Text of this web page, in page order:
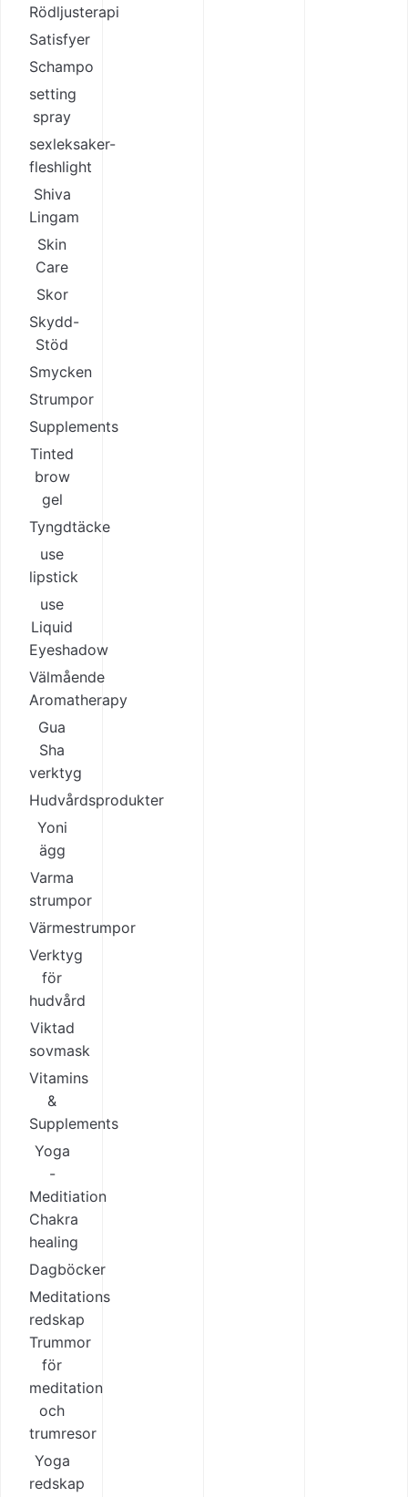
Rödljusterapi
Satisfyer
Schampo
setting
spray
sexleksaker-
fleshlight
Shiva
Lingam
Skin
Care
Skor
Skydd-
Stöd
Smycken
Strumpor
Supplements
Tinted
brow
gel
Tyngdtäcke
use
lipstick
use
Liquid
Eyeshadow
Välmående
Aromatherapy
Gua
Sha
verktyg
Hudvårdsprodukter
Yoni
ägg
Varma
strumpor
Värmestrumpor
Verktyg
för
hudvård
Viktad
sovmask
Vitamins
&
Supplements
Yoga
-
Meditiation
Chakra
healing
Dagböcker
Meditations
redskap
Trummor
för
meditation
och
trumresor
Yoga
redskap